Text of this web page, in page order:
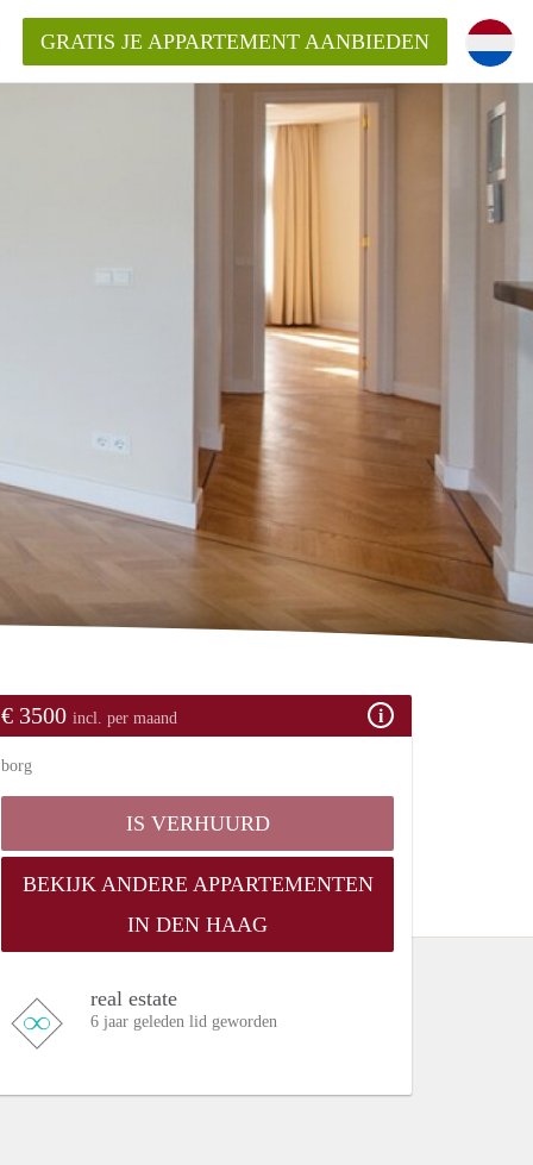
GRATIS JE APPARTEMENT AANBIEDEN
€ 3500 incl. per maand
borg
IS VERHUURD
BEKIJK ANDERE APPARTEMENTEN
IN DEN HAAG
real estate
6 jaar geleden lid geworden